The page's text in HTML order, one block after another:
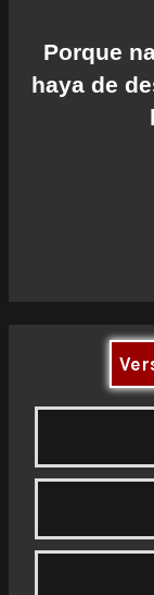
Porque
haya de